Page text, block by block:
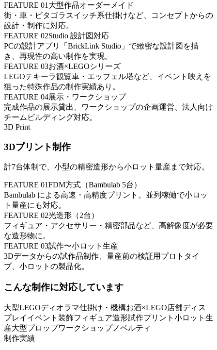
FEATURE 01 大型作品オーダーメイド
街・車・ピタゴラスイッチ系仕掛けなど、コンセプトからの
設計・制作に対応。
FEATURE 02Studio 設計図対応
PCの設計アプリ「BrickLink Studio」で緻密な設計図を描
き、再現性の高い制作を実現。
FEATURE 03お酒×LEGOシリーズ
LEGOテキーラ観覧車・エッフェル塔など、イベント映えを
狙った特殊作品の制作実績あり。
FEATURE 04展示・ワークショップ
完成作品の展示貸出、ワークショップの企画運営、法人向け
チームビルディング対応。
3D Print
3Dプリント制作
計7台体制で、小型の精密造形から小ロット量産まで対応。
FEATURE 01FDM方式（Bambulab 5台）
Bambulab による高速・高精度プリント。並列稼働で小ロッ
ト量産にも対応。
FEATURE 02光造形（2台）
フィギュア・アクセサリー・精密部品など、高解像度が必要
な造形物に。
FEATURE 03試作〜小ロット生産
3Dデータからの試作品制作、量産前の検証用プロトタイ
プ、小ロットの製品化。
こんな制作に対応しています
大型LEGOディオラマ仕掛け・機構お酒×LEGO店舗ディス
プレイ イベント装飾フィギュア造形試作プリント 小ロット生
産大型プロップワークショップノベルティ
制作実績